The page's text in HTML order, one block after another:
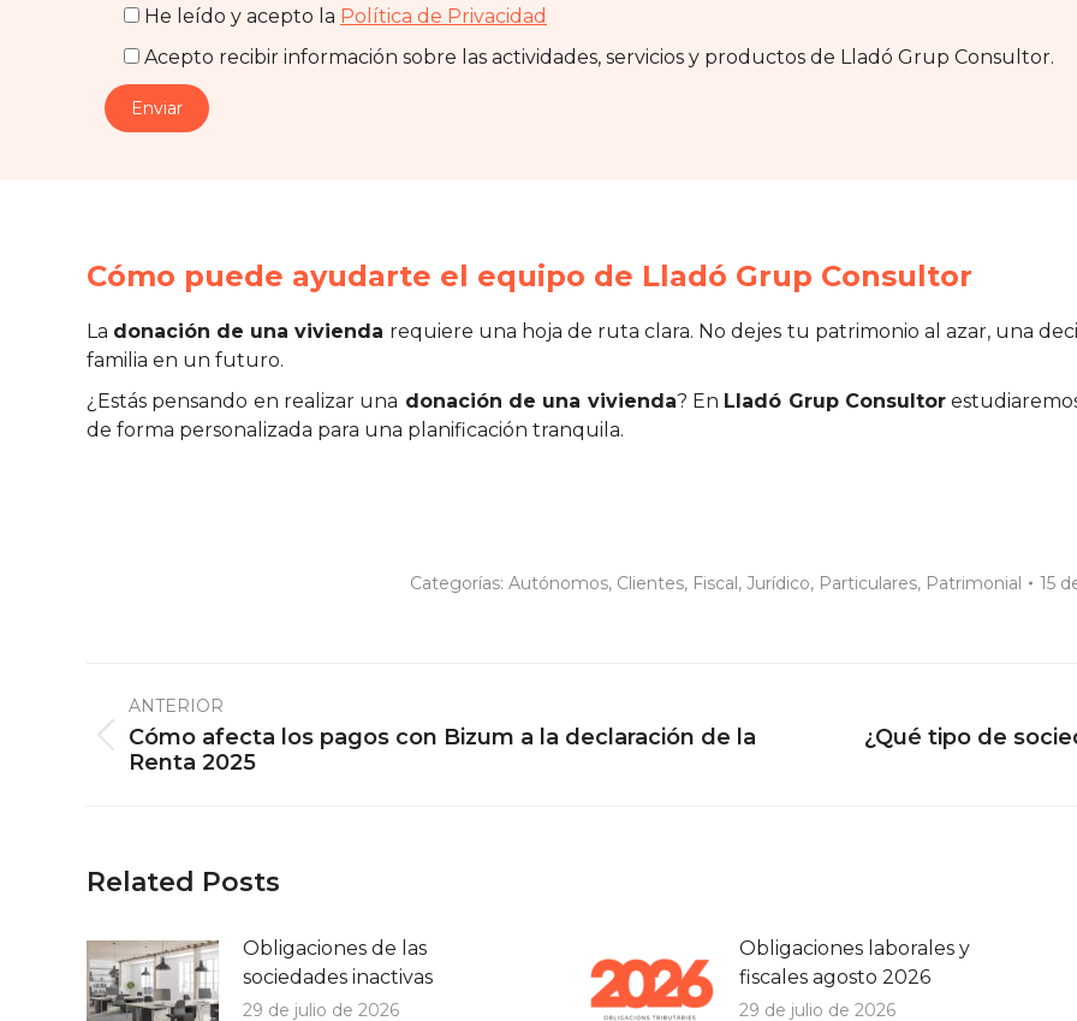
He leído y acepto la Política de Privacidad
Acepto recibir información sobre las actividades, servicios y productos de Lladó Grup Consultor.
Cómo puede ayudarte el equipo de Lladó Grup Consultor
La donación de una vivienda requiere una hoja de ruta clara. No dejes tu patrimonio al azar, una
familia en un futuro.
¿Estás pensando en realizar una donación de una vivienda? En Lladó Grup Consultor
de forma personalizada para una planificación tranquila.
Categorías: Autónomos, Clientes, Fiscal, Jurídico, Particulares, Patrimonial 15
entre
publicaciones
ANTERIOR
Publicación
anterior:
Cómo afecta los pagos con Bizum a la declaración de la
Renta 2025
Publicación
¿Qué tipo de
Related Posts
Obligaciones de las
sociedades inactivas
29 de julio de 2026
Obligaciones laborales y
fiscales agosto 2026
29 de julio de 2026